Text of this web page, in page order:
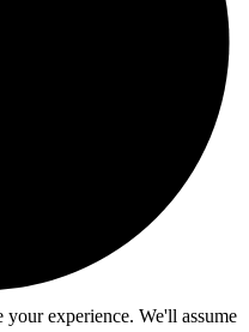
experience. We'll assume